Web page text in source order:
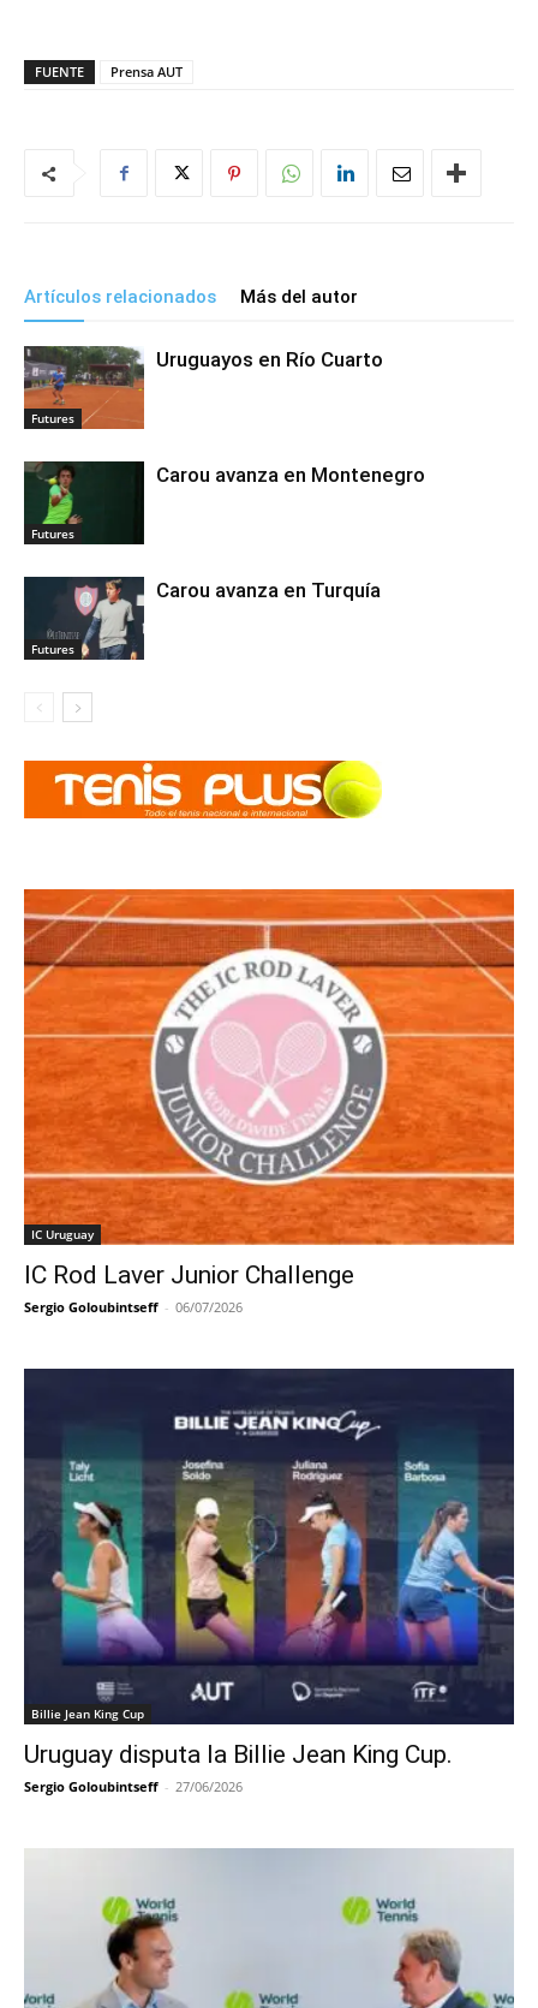
FUENTE Prensa AUT
Artículos relacionados Más del autor
Futures
Uruguayos en Río Cuarto
Futures
Carou avanza en Montenegro
Futures
Carou avanza en Turquía
IC Uruguay
IC Rod Laver Junior Challenge
Sergio Goloubintseff - 06/07/2026
Billie Jean King Cup
Uruguay disputa la Billie Jean King Cup.
Sergio Goloubintseff - 27/06/2026